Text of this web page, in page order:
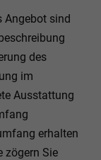
Angebot sind
des
im
Ausstattung
erhalten
zögern Sie